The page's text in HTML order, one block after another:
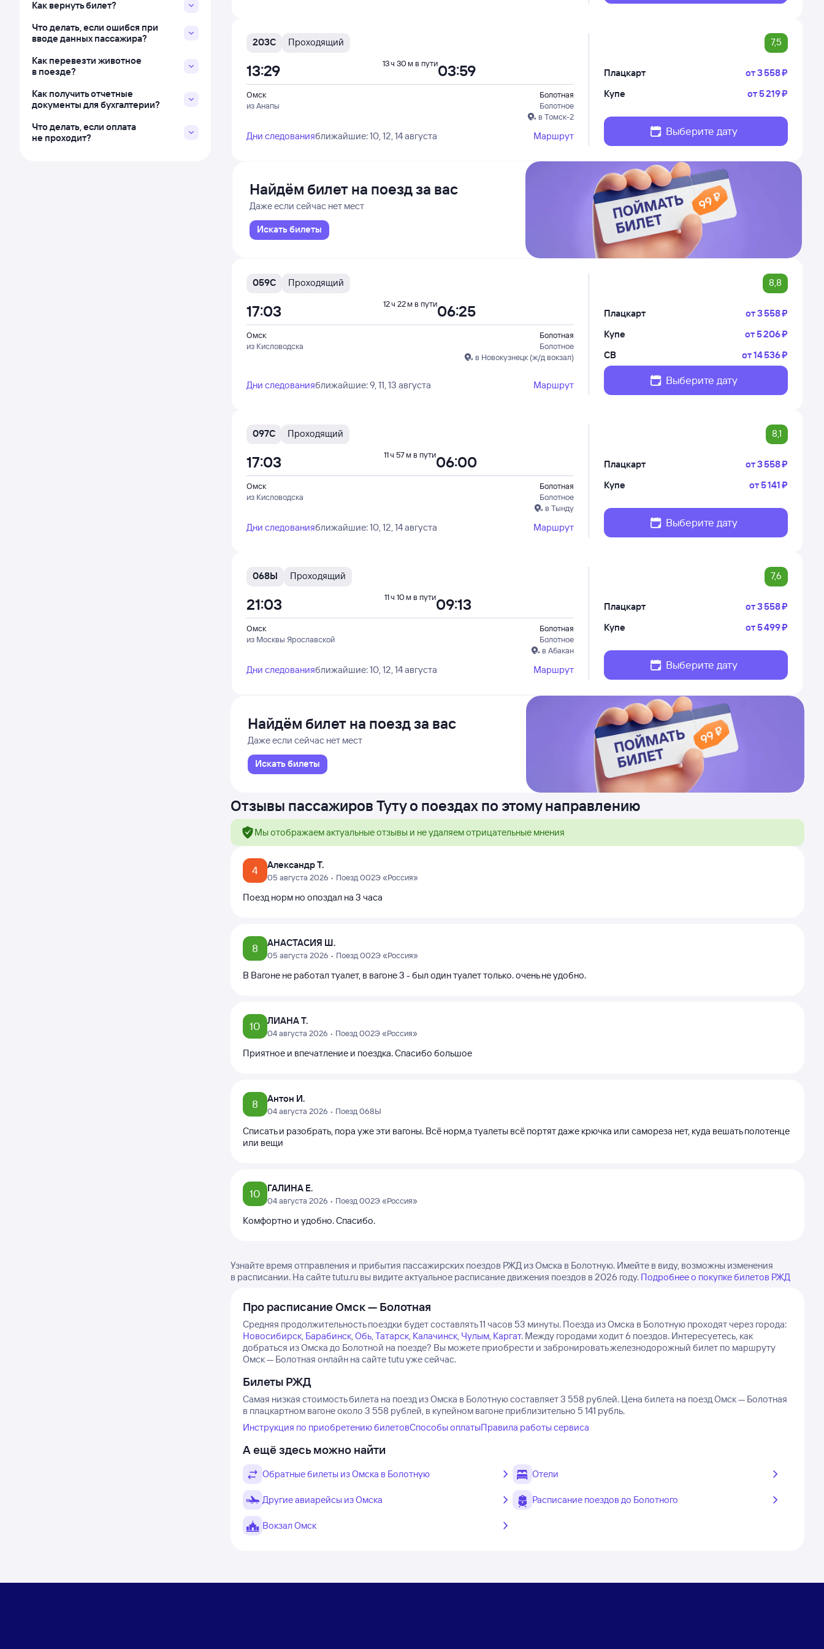
Как вернуть билет?
Что делать, если ошибся при
вводе данных пассажира?
Как перевезти животное
в поезде?
Как получить отчетные
документы для бухгалтерии?
Что делать, если оплата
не проходит?
203С Проходящий 7,5
Омск
из Анапы
Болотная
Болотное
в Томск-2
13:29 03:59
13 ч 30 м в пути
Дни следованияближайшие: 10, 12, 14 августа Маршрут
Плацкарт от3 ⁠558 ⁠₽
Купе
от5 ⁠219 ⁠₽
Выберите дату
Найдём билет на поезд за вас
Даже если сейчас нет мест
Искать билеты
059С Проходящий 8,8
Омск
из Кисловодска
Болотная
Болотное
в Новокузнецк (ж/д вокзал)
17:03 06:25
12 ч 22 м в пути
Дни следованияближайшие: 9, 11, 13 августа Маршрут
Плацкарт от3 ⁠558 ⁠₽
Купе
от5 ⁠206 ⁠₽
СВ
от14 ⁠536 ⁠₽
Выберите дату
097С Проходящий 8,1
Омск
из Кисловодска
Болотная
Болотное
в Тынду
17:03 06:00
11 ч 57 м в пути
Дни следованияближайшие: 10, 12, 14 августа Маршрут
Плацкарт от3 ⁠558 ⁠₽
Купе
от5 ⁠141 ⁠₽
Выберите дату
068Ы Проходящий 7,6
Омск
из Москвы Ярославской
Болотная
Болотное
в Абакан
21:03 09:13
11 ч 10 м в пути
Дни следованияближайшие: 10, 12, 14 августа Маршрут
Плацкарт от3 ⁠558 ⁠₽
Купе
от5 ⁠499 ⁠₽
Выберите дату
Найдём билет на поезд за вас
Даже если сейчас нет мест
Искать билеты
Отзывы пассажиров Туту о поездах по этому направлению
Мы отображаем актуальные отзывы и не удаляем отрицательные мнения
4 Александр Т.
05 августа 2026 • Поезд 002Э «Россия»
Поезд норм но опоздал на 3 часа
8 АНАСТАСИЯ Ш.
05 августа 2026 • Поезд 002Э «Россия»
В Вагоне не работал туалет, в вагоне 3 - был один туалет только. очень не удобно.
10 ЛИАНА Т.
04 августа 2026 • Поезд 002Э «Россия»
Приятное и впечатление и поездка. Спасибо большое
8 Антон И.
04 августа 2026 • Поезд 068Ы
Списать и разобрать, пора уже эти вагоны. Всё норм,а туалеты всё портят даже крючка или самореза нет, куда вешать полотенце
или вещи
10 ГАЛИНА Е.
04 августа 2026 • Поезд 002Э «Россия»
Комфортно и удобно. Спасибо.
Узнайте время отправления и прибытия пассажирских поездов РЖД из Омска в Болотную. Имейте в виду, возможны изменения
в расписании. На сайте tutu.ru вы видите актуальное расписание движения поездов в 2026 году. Подробнее о покупке билетов РЖД
Про расписание Омск — Болотная
Средняя продолжительность поездки будет составлять 11 часов 53 минуты. Поезда из Омска в Болотную проходят через города:
Новосибирск, Барабинск,Обь,Татарск, Калачинск, Чулым, Каргат. Между городами ходит 6 поездов. Интересуетесь, как
добраться из Омска до Болотной на поезде? Вы можете приобрести и забронировать железнодорожный билет по маршруту
Омск — Болотная онлайн на сайте tutu уже сейчас.
Билеты РЖД
Самая низкая стоимость билета на поезд из Омска в Болотную составляет 3 558 рублей. Цена билета на поезд Омск — Болотная
в плацкартном вагоне около 3 558 рублей, в купейном вагоне приблизительно 5 141 рубль.
Инструкция по приобретению билетовСпособы оплатыПравила работы сервиса
А ещё здесь можно найти
Обратные билеты из Омска в Болотную Отели
Другие авиарейсы из Омска Расписание поездов до Болотного
Вокзал Омск